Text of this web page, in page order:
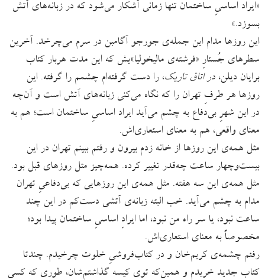
«ایراد اساسیِ ساختمان تنها زمانی آشکار می‌شود که در زبانه‌‌های آتش
بسوزد.»
این روزها مدام این جمله‌ی جورجو آگامبن در سرم می‌چرخد. آخرین
سطرهای جُستارِ «فرشته‌ی مالیخولیا»یش که این مدت هربار کتاب
برایان دیلن،در اتاق تاریک، را دست گرفته‌ام چشمم را گرفته. این
روزها هر طرفِ تهران را که نگاه می‌کنی زبانه‌های آتش است و آن‌چه
در این شهرِ بی‌دفاع به چشم می‌آید ایراد اساسیِ ساختمان است؛ هم به
معنای واقعی، هم به معنای استعاری‌اش.
مثل همه‌ی این روزها از خانه زدم بیرون و رفتم ببینم تهران در این
بیست‌وچهار ساعت چه‌قدر تغییر کرده. همه‌چیز مثل روزهای قبل بود.
مثل همه‌ی این سه هفته. مثل همه‌ی این روزهایی که بی‌دفاعیِ تهران
مدام به چشم می‌آید. خب البته زبانه‌ی آتشی دست‌کم در این چند
ساعت نبود، یا سر راه من نبود، اما ایرادِ اساسیِ ساختمان‌ پیدا بود؛
مخصوصاً به معنای استعاری‌اش.
رفتم چشمه‌ی کریم‌خان و در کتاب‌فروشیِ خلوت چرخیدم. چندتا
کتاب جدید خریدم و همین‌که توی کیسه گذاشتم‌شان، طوری که کسی